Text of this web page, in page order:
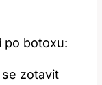
po botoxu:
zotavit